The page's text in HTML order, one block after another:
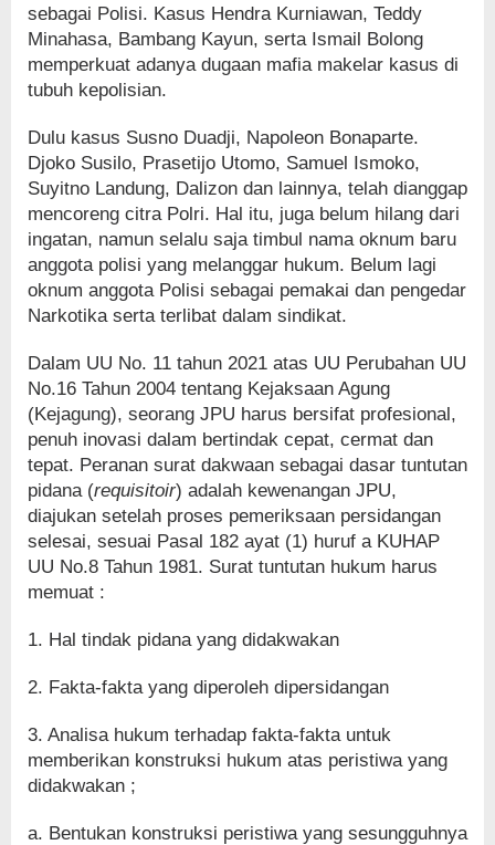
sebagai Polisi. Kasus Hendra Kurniawan, Teddy
Minahasa, Bambang Kayun, serta Ismail Bolong
memperkuat adanya dugaan mafia makelar kasus di
tubuh kepolisian.
Dulu kasus Susno Duadji, Napoleon Bonaparte.
Djoko Susilo, Prasetijo Utomo, Samuel Ismoko,
Suyitno Landung, Dalizon dan lainnya, telah dianggap
mencoreng citra Polri. Hal itu, juga belum hilang dari
ingatan, namun selalu saja timbul nama oknum baru
anggota polisi yang melanggar hukum. Belum lagi
oknum anggota Polisi sebagai pemakai dan pengedar
Narkotika serta terlibat dalam sindikat.
Dalam UU No. 11 tahun 2021 atas UU Perubahan UU
No.16 Tahun 2004 tentang Kejaksaan Agung
(Kejagung), seorang JPU harus bersifat profesional,
penuh inovasi dalam bertindak cepat, cermat dan
tepat. Peranan surat dakwaan sebagai dasar tuntutan
pidana (requisitoir) adalah kewenangan JPU,
diajukan setelah proses pemeriksaan persidangan
selesai, sesuai Pasal 182 ayat (1) huruf a KUHAP
UU No.8 Tahun 1981. Surat tuntutan hukum harus
memuat :
1. Hal tindak pidana yang didakwakan
2. Fakta-fakta yang diperoleh dipersidangan
3. Analisa hukum terhadap fakta-fakta untuk
memberikan konstruksi hukum atas peristiwa yang
didakwakan ;
a. Bentukan konstruksi peristiwa yang sesungguhnya